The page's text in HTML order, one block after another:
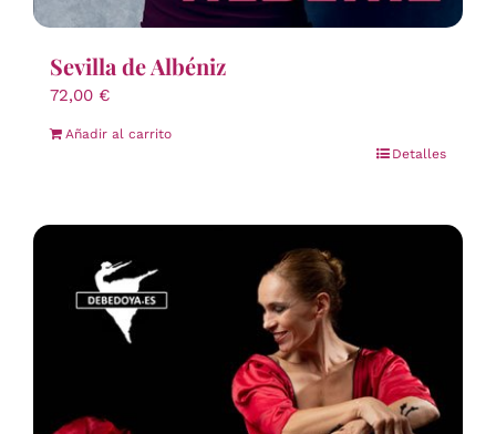
Sevilla de Albéniz
72,00 €
Añadir al carrito
Detalles